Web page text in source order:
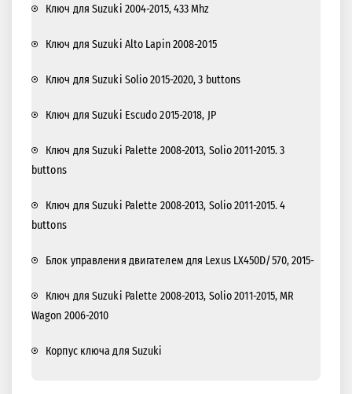
Ключ для Suzuki 2004-2015, 433 Mhz
Ключ для Suzuki Alto Lapin 2008-2015
Ключ для Suzuki Solio 2015-2020, 3 buttons
Ключ для Suzuki Escudo 2015-2018, JP
Ключ для Suzuki Palette 2008-2013, Solio 2011-2015. 3
buttons
Ключ для Suzuki Palette 2008-2013, Solio 2011-2015. 4
buttons
Блок управления двигателем для Lexus LX450D/570, 2015-
Ключ для Suzuki Palette 2008-2013, Solio 2011-2015, MR
Wagon 2006-2010
Корпус ключа для Suzuki